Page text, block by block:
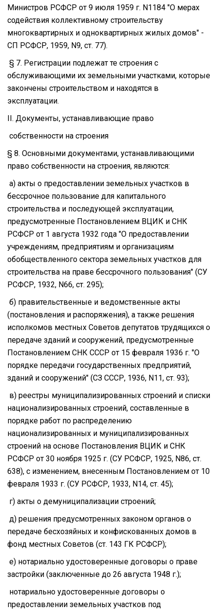
Министров РСФСР от 9 июля 1959 г. N1184 "О мерах
содействия коллективному строительству
многоквартирных и одноквартирных жилых домов" -
СП РСФСР, 1959, N9, ст. 77).
§ 7. Регистрации подлежат те строения с
обслуживающими их земельными участками, которые
закончены строительством и находятся в
эксплуатации.
II. Документы, устанавливающие право
собственности на строения
§ 8. Основными документами, устанавливающими
право собственности на строения, являются:
а) акты о предоставлении земельных участков в
бессрочное пользование для капитального
строительства и последующей эксплуатации,
предусмотренные Постановлением ВЦИК и СНК
РСФСР от 1 августа 1932 года "О предоставлении
учреждениям, предприятиям и организациям
обобществленного сектора земельных участков для
строительства на праве бессрочного пользования" (СУ
РСФСР, 1932, N66, ст. 295);
б) правительственные и ведомственные акты
(постановления и распоряжения), а также решения
исполкомов местных Советов депутатов трудящихся о
передаче зданий и сооружений, предусмотренные
Постановлением СНК СССР от 15 февраля 1936 г. "О
порядке передачи государственных предприятий,
зданий и сооружений" (СЗ СССР, 1936, N11, ст. 93);
в) реестры муниципализированных строений и списки
национализированных строений, составленные в
порядке работ по распределению
национализированных и муниципализированных
строений на основе Постановления ВЦИК и СНК
РСФСР от 30 ноября 1925 г. (СУ РСФСР, 1925, N86, ст.
638), с изменением, внесенным Постановлением от 10
февраля 1933 г. (СУ РСФСР, 1933, N14, ст. 45);
г) акты о демуниципализации строений;
д) решения предусмотренных законом органов о
передаче бесхозяйных и конфискованных домов в
фонд местных Советов (ст. 143 ГК РСФСР);
е) нотариально удостоверенные договоры о праве
застройки (заключенные до 26 августа 1948 г.);
нотариально удостоверенные договоры о
предоставлении земельных участков под